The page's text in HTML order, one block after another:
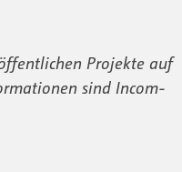
Projekte auf
sind Incom-